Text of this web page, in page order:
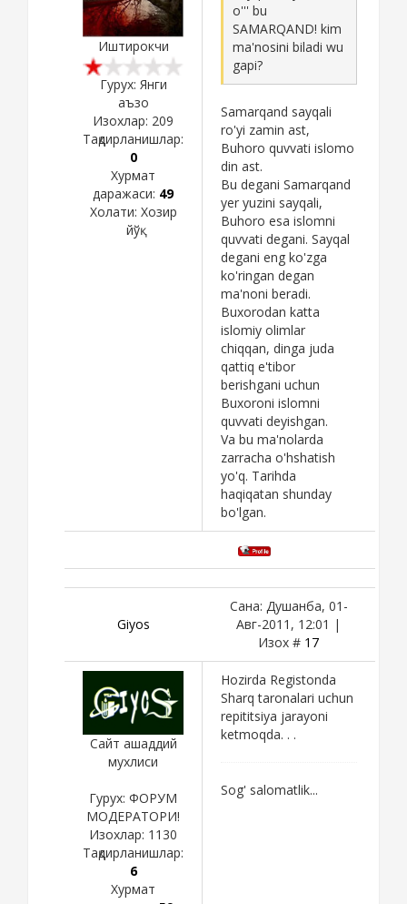
Иштирокчи
Гурух: Янги
аъзо
Изохлар: 209
Тақдирланишлар:
0
Хурмат
даражаси: 49
Холати: Хозир
йўқ
o''' bu
SAMARQAND! kim
ma'nosini biladi wu
gapi?
Samarqand sayqali
ro'yi zamin ast,
Buhoro quvvati islomo
din ast.
Bu degani Samarqand
yer yuzini sayqali,
Buhoro esa islomni
quvvati degani. Sayqal
degani eng ko'zga
ko'ringan degan
ma'noni beradi.
Buxorodan katta
islomiy olimlar
chiqqan, dinga juda
qattiq e'tibor
berishgani uchun
Buxoroni islomni
quvvati deyishgan.
Va bu ma'nolarda
zarracha o'hshatish
yo'q. Tarihda
haqiqatan shunday
bo'lgan.
Giyos
Сана: Душанба, 01-
Авг-2011, 12:01 |
Изох # 17
Сайт ашаддий
мухлиси
Гурух: ФОРУМ
МОДЕРАТОРИ!
Изохлар: 1130
Тақдирланишлар:
6
Хурмат
Hozirda Registonda
Sharq taronalari uchun
repititsiya jarayoni
ketmoqda. . .
Sog' salomatlik...